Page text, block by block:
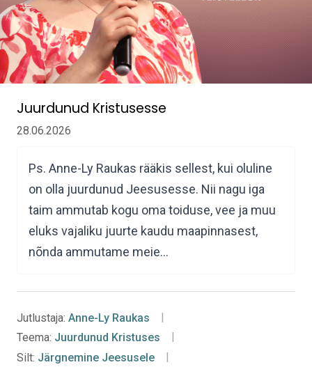
Juurdunud Kristusesse
28.06.2026
Ps. Anne-Ly Raukas rääkis sellest, kui oluline
on olla juurdunud Jeesusesse. Nii nagu iga
taim ammutab kogu oma toiduse, vee ja muu
eluks vajaliku juurte kaudu maapinnasest,
nõnda ammutame meie…
Jutlustaja: Anne-Ly Raukas
Teema: Juurdunud Kristuses
Silt: Järgnemine Jeesusele